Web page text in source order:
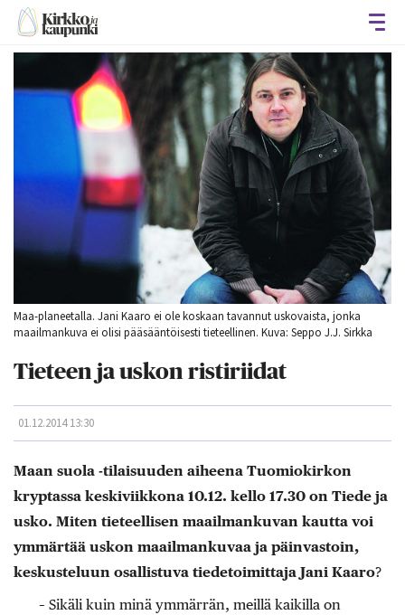
Maa-planeetalla. Jani Kaaro ei ole koskaan tavannut uskovaista, jonka
maailmankuva ei olisi pääsääntöisesti tieteellinen. Kuva: Seppo J.J. Sirkka
Tieteen ja uskon ristiriidat
01.12.2014 13:30
Maan suola -tilaisuuden aiheena Tuomiokirkon
kryptassa keskiviikkona 10.12. kello 17.30 on Tiede ja
usko. Miten tieteellisen maailmankuvan kautta voi
ymmärtää uskon maailmankuvaa ja päinvastoin,
keskusteluun osallistuva tiedetoimittaja Jani Kaaro?
– Sikäli kuin minä ymmärrän, meillä kaikilla on